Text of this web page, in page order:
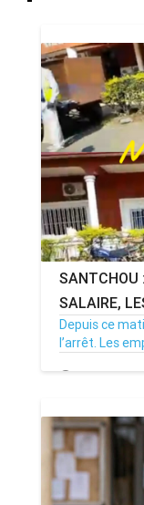
SANTCHOU
SALAIRE,
Depuis ce
l’arrêt. Les
20/07/26